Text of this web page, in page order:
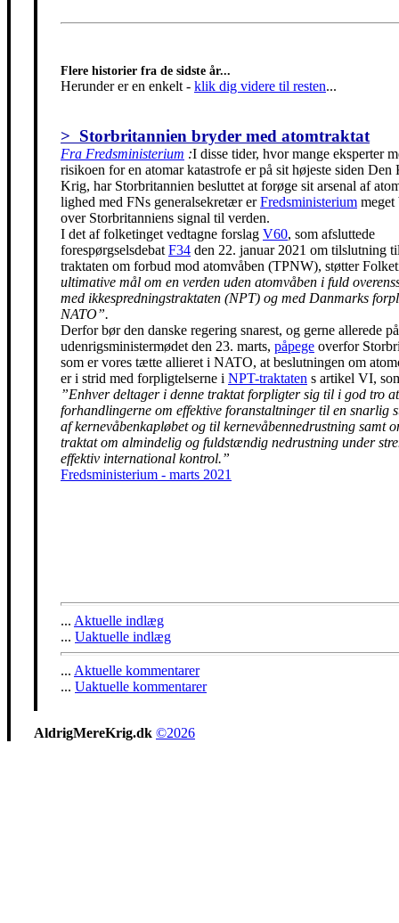
Flere historier fra de sidste år...
Herunder er en enkelt - klik dig videre til resten...
> Storbritannien bryder med atomtraktat
Fra Fredsministerium :I disse tider, hvor mange eksperter
risikoen for en atomar katastrofe er på sit højeste siden Den
Krig, har Storbritannien besluttet at forøge sit arsenal af
lighed med FNs generalsekretær erFredsministerium meget
over Storbritanniens signal til verden.
I det af folketinget vedtagne forslag V60, som afsluttede
forespørgselsdebat F34 den 22. januar 2021 om tilslutning
traktaten om forbud mod atomvåben (TPNW), støtter
ultimative mål om en verden uden atomvåben i fuld
med ikkespredningstraktaten (NPT) og med Danmarks
NATO”.
Derfor bør den danske regering snarest, og gerne allerede på
udenrigsministermødet den 23. marts, påpege overfor
som er vores tætte allieret i NATO, at beslutningen om
er i strid med forpligtelserne i NPT-traktaten s artikel VI,
”Enhver deltager i denne traktat forpligter sig til i god tro
forhandlingerne om effektive foranstaltninger til en snarlig
af kernevåbenkapløbet og til kernevåbennedrustning samt
traktat om almindelig og fuldstændig nedrustning under
effektiv international kontrol.”
Fredsministerium - marts 2021
... Aktuelle indlæg
... Uaktuelle indlæg
... Aktuelle kommentarer
... Uaktuelle kommentarer
AldrigMereKrig.dk ©2026